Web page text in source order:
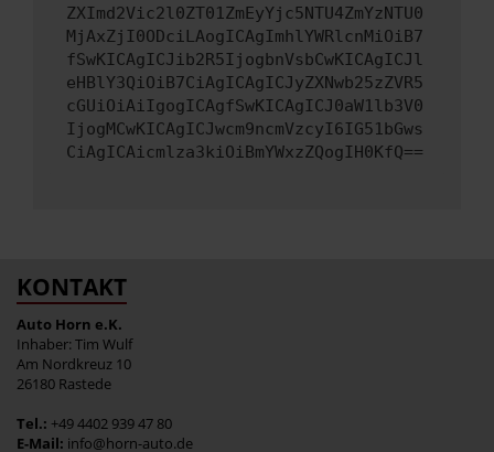
ZXImd2Vic2l0ZT01ZmEyYjc5NTU4ZmYzNTU0
MjAxZjI0ODciLAogICAgImhlYWRlcnMiOiB7
fSwKICAgICJib2R5IjogbnVsbCwKICAgICJl
eHBlY3QiOiB7CiAgICAgICJyZXNwb25zZVR5
cGUiOiAiIgogICAgfSwKICAgICJ0aW1lb3V0
IjogMCwKICAgICJwcm9ncmVzcyI6IG51bGws
CiAgICAicmlza3kiOiBmYWxzZQogIH0KfQ==
KONTAKT
Auto Horn e.K.
Inhaber: Tim Wulf
Am Nordkreuz 10
26180 Rastede
Tel.: +49 4402 939 47 80
E-Mail: info@horn-auto.de